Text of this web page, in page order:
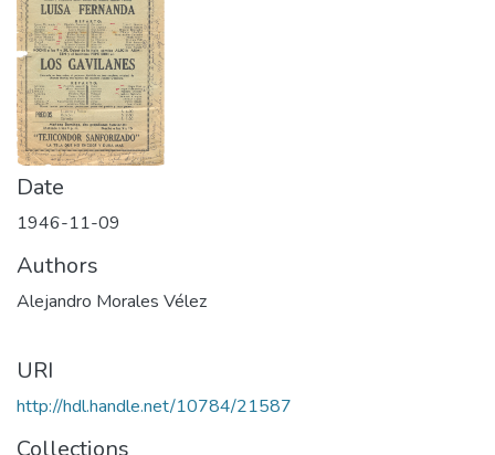
Date
1946-11-09
Authors
Alejandro Morales Vélez
URI
http://hdl.handle.net/10784/21587
Collections